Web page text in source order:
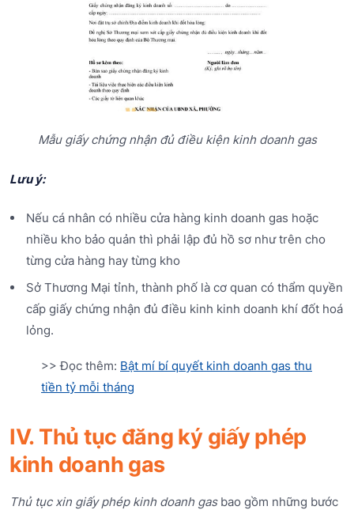
Mẫu giấy chứng nhận đủ điều kiện kinh doanh gas
Lưu ý:
Nếu cá nhân có nhiều cửa hàng kinh doanh gas hoặc
nhiều kho bảo quản thì phải lập đủ hồ sơ như trên cho
từng cửa hàng hay từng kho
Sở Thương Mại tỉnh, thành phố là cơ quan có thẩm quyền
cấp giấy chứng nhận đủ điều kinh kinh doanh khí đốt hoá
lỏng.
>> Đọc thêm: Bật mí bí quyết kinh doanh gas thu
tiền tỷ mỗi tháng
IV. Thủ tục đăng ký giấy phép
kinh doanh gas
Thủ tục xin giấy phép kinh doanh gasbao gồm những bước